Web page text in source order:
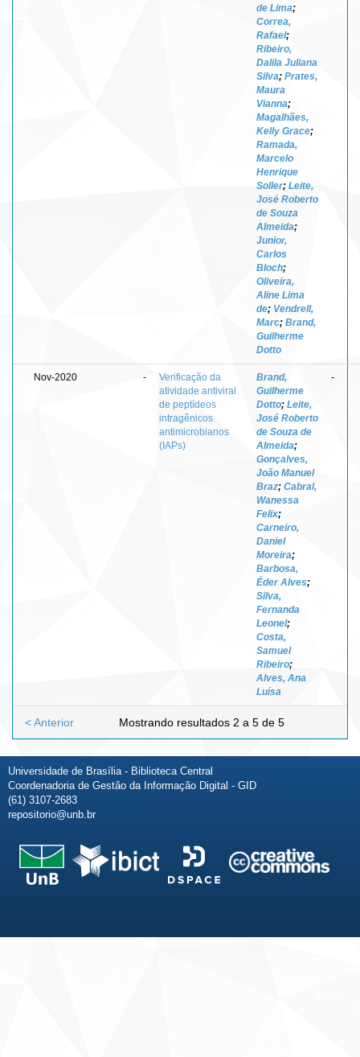
de Lima;
Correa,
Rafael;
Ribeiro,
Dalila Juliana
Silva; Prates,
Maura
Vianna;
Magalhães,
Kelly Grace;
Ramada,
Marcelo
Henrique
Soller; Leite,
José Roberto
de Souza
Almeida;
Junior,
Carlos
Bloch;
Oliveira,
Aline Lima
de; Vendrell,
Marc; Brand,
Guilherme
Dotto
Nov-2020 -
Verificação da
atividade antiviral
de peptídeos
intragênicos
antimicrobianos
(IAPs)
Brand,
Guilherme
Dotto; Leite,
José Roberto
de Souza de
Almeida;
Gonçalves,
João Manuel
Braz; Cabral,
Wanessa
Felix;
Carneiro,
Daniel
Moreira;
Barbosa,
Éder Alves;
Silva,
Fernanda
Leonel;
Costa,
Samuel
Ribeiro;
Alves, Ana
Luísa
-
Mostrando resultados 2 a 5 de 5
< Anterior
Universidade de Brasília - Biblioteca Central
Coordenadoria de Gestão da Informação Digital - GID
(61) 3107-2683
repositorio@unb.br